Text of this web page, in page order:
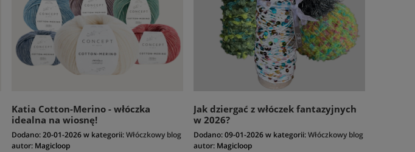
Katia Cotton-Merino - włóczka
idealna na wiosnę!
Dodano:20-01-2026w kategorii:Włóczkowy blog
autor: Magicloop
Jak dziergać z włóczek fantazyjnych
w 2026?
Dodano:09-01-2026w kategorii:Włóczkowy blog
autor: Magicloop